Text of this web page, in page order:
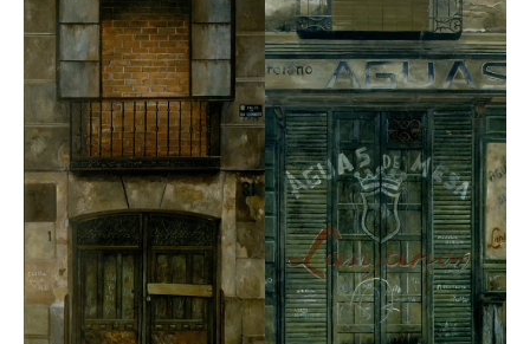
desgastados por el tiempo, en ocasiones viejos y
desconchados, donde la pintora coloca su particular
mirada. Aunque menos frecuente, también hay que
sumar su pintura de interiores y una larga trayectoria
como grabadora.
Sobre su obra han escrito, entre otros muchos autores,
Camilo José Cela, Francisco Umbral, Francisco Nieva,
Francisco Calvo Serraller o Juan Manuel Bonet.